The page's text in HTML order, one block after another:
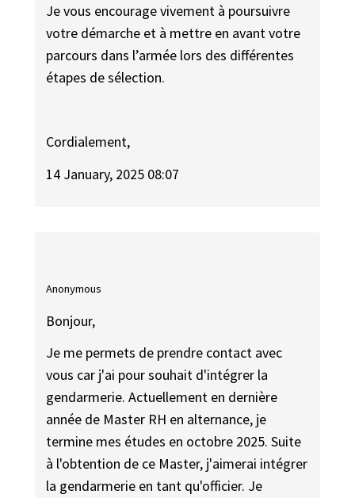
Je vous encourage vivement à poursuivre
votre démarche et à mettre en avant votre
parcours dans l’armée lors des différentes
étapes de sélection.
Cordialement,
14 January, 2025 08:07
Anonymous
Bonjour,
Je me permets de prendre contact avec
vous car j'ai pour souhait d'intégrer la
gendarmerie. Actuellement en dernière
année de Master RH en alternance, je
termine mes études en octobre 2025. Suite
à l'obtention de ce Master, j'aimerai intégrer
la gendarmerie en tant qu'officier. Je